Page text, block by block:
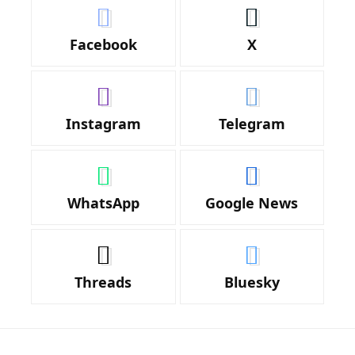
Facebook X
Instagram Telegram
WhatsApp Google News
Threads Bluesky